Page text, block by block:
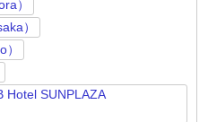
）
）
Hotel SUNPLAZA